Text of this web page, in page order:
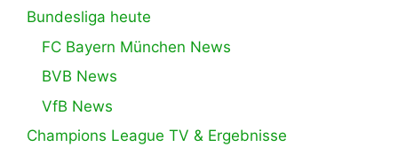
Bundesliga heute
FC Bayern München News
BVB News
VfB News
Champions League TV & Ergebnisse